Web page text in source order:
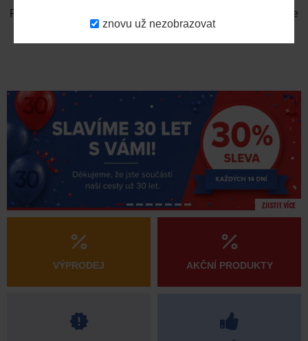
znovu už nezobrazovat
Prosím pro napsání recenze
ZJISTIT VÍCE
VÝPRODEJ AKČNÍ PRODUKTY